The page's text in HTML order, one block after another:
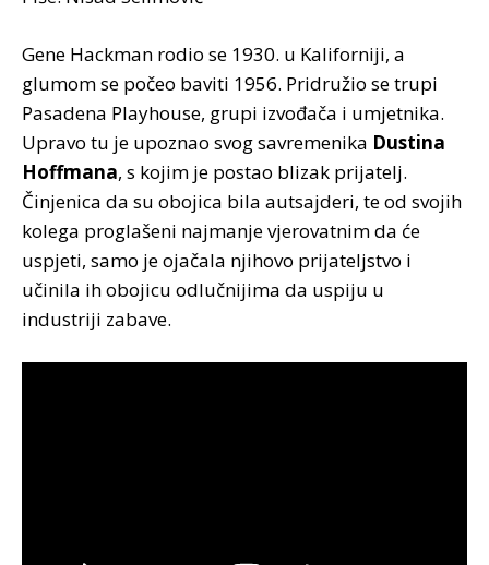
Gene Hackman rodio se 1930. u Kaliforniji, a
glumom se počeo baviti 1956. Pridružio se trupi
Pasadena Playhouse, grupi izvođača i umjetnika.
Upravo tu je upoznao svog savremenika Dustina
Hoffmana, s kojim je postao blizak prijatelj.
Činjenica da su obojica bila autsajderi, te od svojih
kolega proglašeni najmanje vjerovatnim da će
uspjeti, samo je ojačala njihovo prijateljstvo i
učinila ih obojicu odlučnijima da uspiju u
industriji zabave.